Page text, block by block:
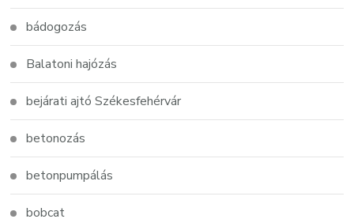
bádogozás
Balatoni hajózás
bejárati ajtó Székesfehérvár
betonozás
betonpumpálás
bobcat